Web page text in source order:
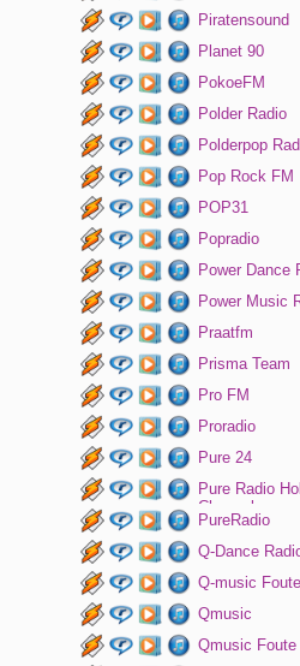
Piratensound
Planet 90
PokoeFM
Polder Radio
Polderpop
Pop Rock FM
POP31
Popradio
Power Dance
Power Music
Praatfm
Prisma Team
Pro FM
Proradio
Pure 24
Pure Radio
Channel
PureRadio
Q-Dance
Q-music
Qmusic
Qmusic Foute